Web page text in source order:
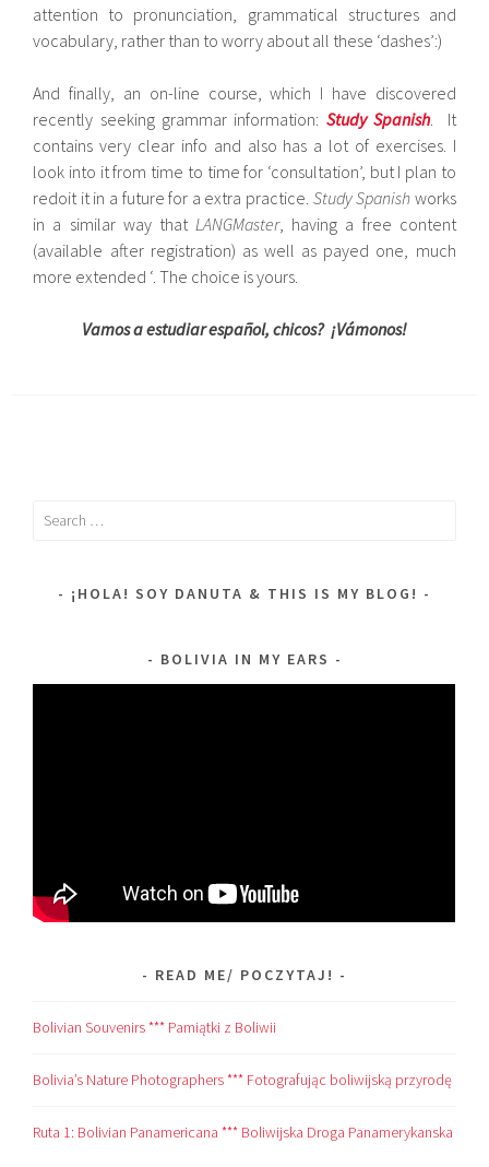
attention to pronunciation, grammatical structures and
vocabulary, rather than to worry about all these ‘dashes’​​:)
And finally, an on-line course, which I have discovered
recently seeking grammar information: Study Spanish. It
contains very clear info and also has a lot of exercises. I
look into it from time to time for ‘consultation’, but I plan to
redoit it in a future for a extra practice. Study Spanish works
in a similar way that LANGMaster, having a free content
(available after registration) as well as payed one, much
more extended ‘. The choice is yours.
Vamos a estudiar español, chicos? ¡Vámonos!
Search
¡HOLA! SOY DANUTA & THIS IS MY BLOG!
BOLIVIA IN MY EARS
READ ME/ POCZYTAJ!
Bolivian Souvenirs *** Pamiątki z Boliwii
Bolivia’s Nature Photographers *** Fotografując boliwijską przyrodę
Ruta 1: Bolivian Panamericana *** Boliwijska Droga Panamerykanska